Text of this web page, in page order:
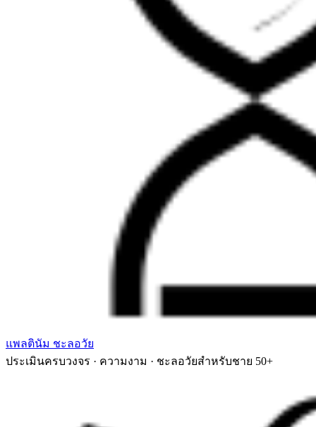
แพลตินัม ชะลอวัย
ประเมินครบวงจร · ความงาม · ชะลอวัยสำหรับชาย 50+